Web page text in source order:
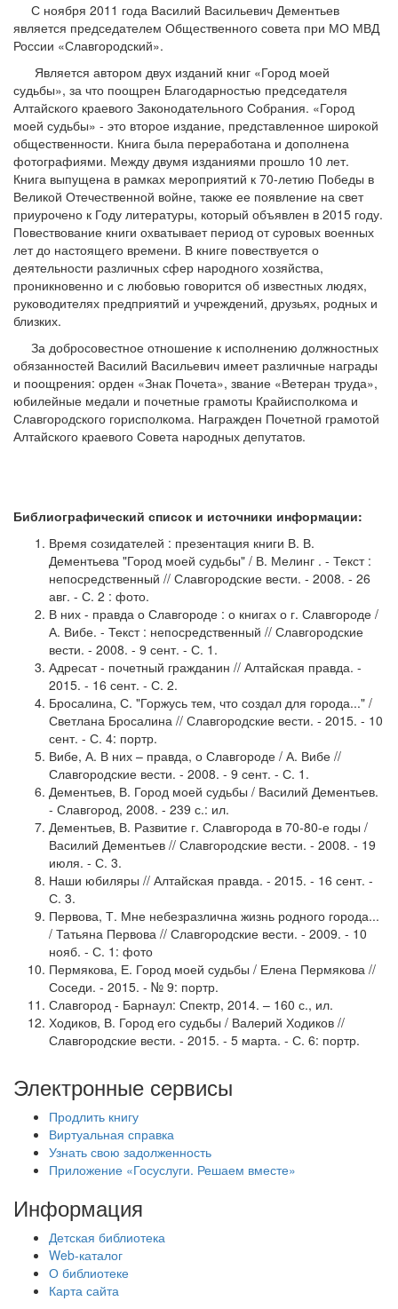
С ноября 2011 года Василий Васильевич Дементьев
является председателем Общественного совета при МО МВД
России «Славгородский».
Является автором двух изданий книг «Город моей
судьбы», за что поощрен Благодарностью председателя
Алтайского краевого Законодательного Собрания. «Город
моей судьбы» - это второе издание, представленное широкой
общественности. Книга была переработана и дополнена
фотографиями. Между двумя изданиями прошло 10 лет.
Книга выпущена в рамках мероприятий к 70-летию Победы в
Великой Отечественной войне, также ее появление на свет
приурочено к Году литературы, который объявлен в 2015 году.
Повествование книги охватывает период от суровых военных
лет до настоящего времени. В книге повествуется о
деятельности различных сфер народного хозяйства,
проникновенно и с любовью говорится об известных людях,
руководителях предприятий и учреждений, друзьях, родных и
близких.
За добросовестное отношение к исполнению должностных
обязанностей Василий Васильевич имеет различные награды
и поощрения: орден «Знак Почета», звание «Ветеран труда»,
юбилейные медали и почетные грамоты Крайисполкома и
Славгородского горисполкома. Награжден Почетной грамотой
Алтайского краевого Совета народных депутатов.
Библиографический список и источники информации:
Время созидателей : презентация книги В. В.
Дементьева "Город моей судьбы" / В. Мелинг . - Текст :
непосредственный // Славгородские вести. - 2008. - 26
авг. - С. 2 : фото.
В них - правда о Славгороде : о книгах о г. Славгороде /
А. Вибе. - Текст : непосредственный // Славгородские
вести. - 2008. - 9 сент. - С. 1.
Адресат - почетный гражданин // Алтайская правда. -
2015. - 16 сент. - С. 2.
Бросалина, С. "Горжусь тем, что создал для города..." /
Светлана Бросалина // Славгородские вести. - 2015. - 10
сент. - С. 4: портр.
Вибе, А. В них – правда, о Славгороде / А. Вибе //
Славгородские вести. - 2008. - 9 сент. - С. 1.
Дементьев, В. Город моей судьбы / Василий Дементьев.
- Славгород, 2008. - 239 с.: ил.
Дементьев, В. Развитие г. Славгорода в 70-80-е годы /
Василий Дементьев // Славгородские вести. - 2008. - 19
июля. - С. 3.
Наши юбиляры // Алтайская правда. - 2015. - 16 сент. -
С. 3.
Первова, Т. Мне небезразлична жизнь родного города...
/ Татьяна Первова // Славгородские вести. - 2009. - 10
нояб. - С. 1: фото
Пермякова, Е. Город моей судьбы / Елена Пермякова //
Соседи. - 2015. - № 9: портр.
Славгород - Барнаул: Спектр, 2014. – 160 с., ил.
Ходиков, В. Город его судьбы / Валерий Ходиков //
Славгородские вести. - 2015. - 5 марта. - С. 6: портр.
Электронные сервисы
Продлить книгу
Виртуальная справка
Узнать свою задолженность
Приложение «Госуслуги. Решаем вместе»
Информация
Детская библиотека
Web-каталог
О библиотеке
Карта сайта